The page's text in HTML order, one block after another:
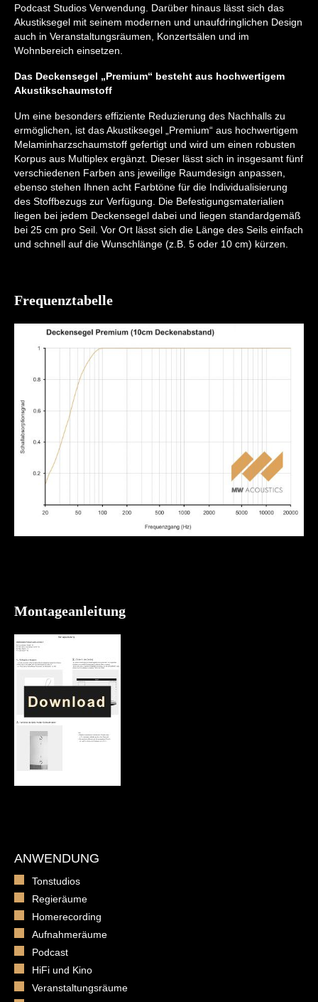
Podcast Studios Verwendung. Darüber hinaus lässt sich das
Akustiksegel mit seinem modernen und unaufdringlichen Design
auch in Veranstaltungsräumen, Konzertsälen und im
Wohnbereich einsetzen.
Das Deckensegel „Premium“ besteht aus hochwertigem
Akustikschaumstoff
Um eine besonders effiziente Reduzierung des Nachhalls zu
ermöglichen, ist das Akustiksegel „Premium“ aus hochwertigem
Melaminharzschaumstoff gefertigt und wird um einen robusten
Korpus aus Multiplex ergänzt. Dieser lässt sich in insgesamt fünf
verschiedenen Farben ans jeweilige Raumdesign anpassen,
ebenso stehen Ihnen acht Farbtöne für die Individualisierung
des Stoffbezugs zur Verfügung. Die Befestigungsmaterialien
liegen bei jedem Deckensegel dabei und liegen standardgemäß
bei 25 cm pro Seil. Vor Ort lässt sich die Länge des Seils einfach
und schnell auf die Wunschlänge (z.B. 5 oder 10 cm) kürzen.
Frequenztabelle
Montageanleitung
ANWENDUNG
Tonstudios
Regieräume
Homerecording
Aufnahmeräume
Podcast
HiFi und Kino
Veranstaltungsräume